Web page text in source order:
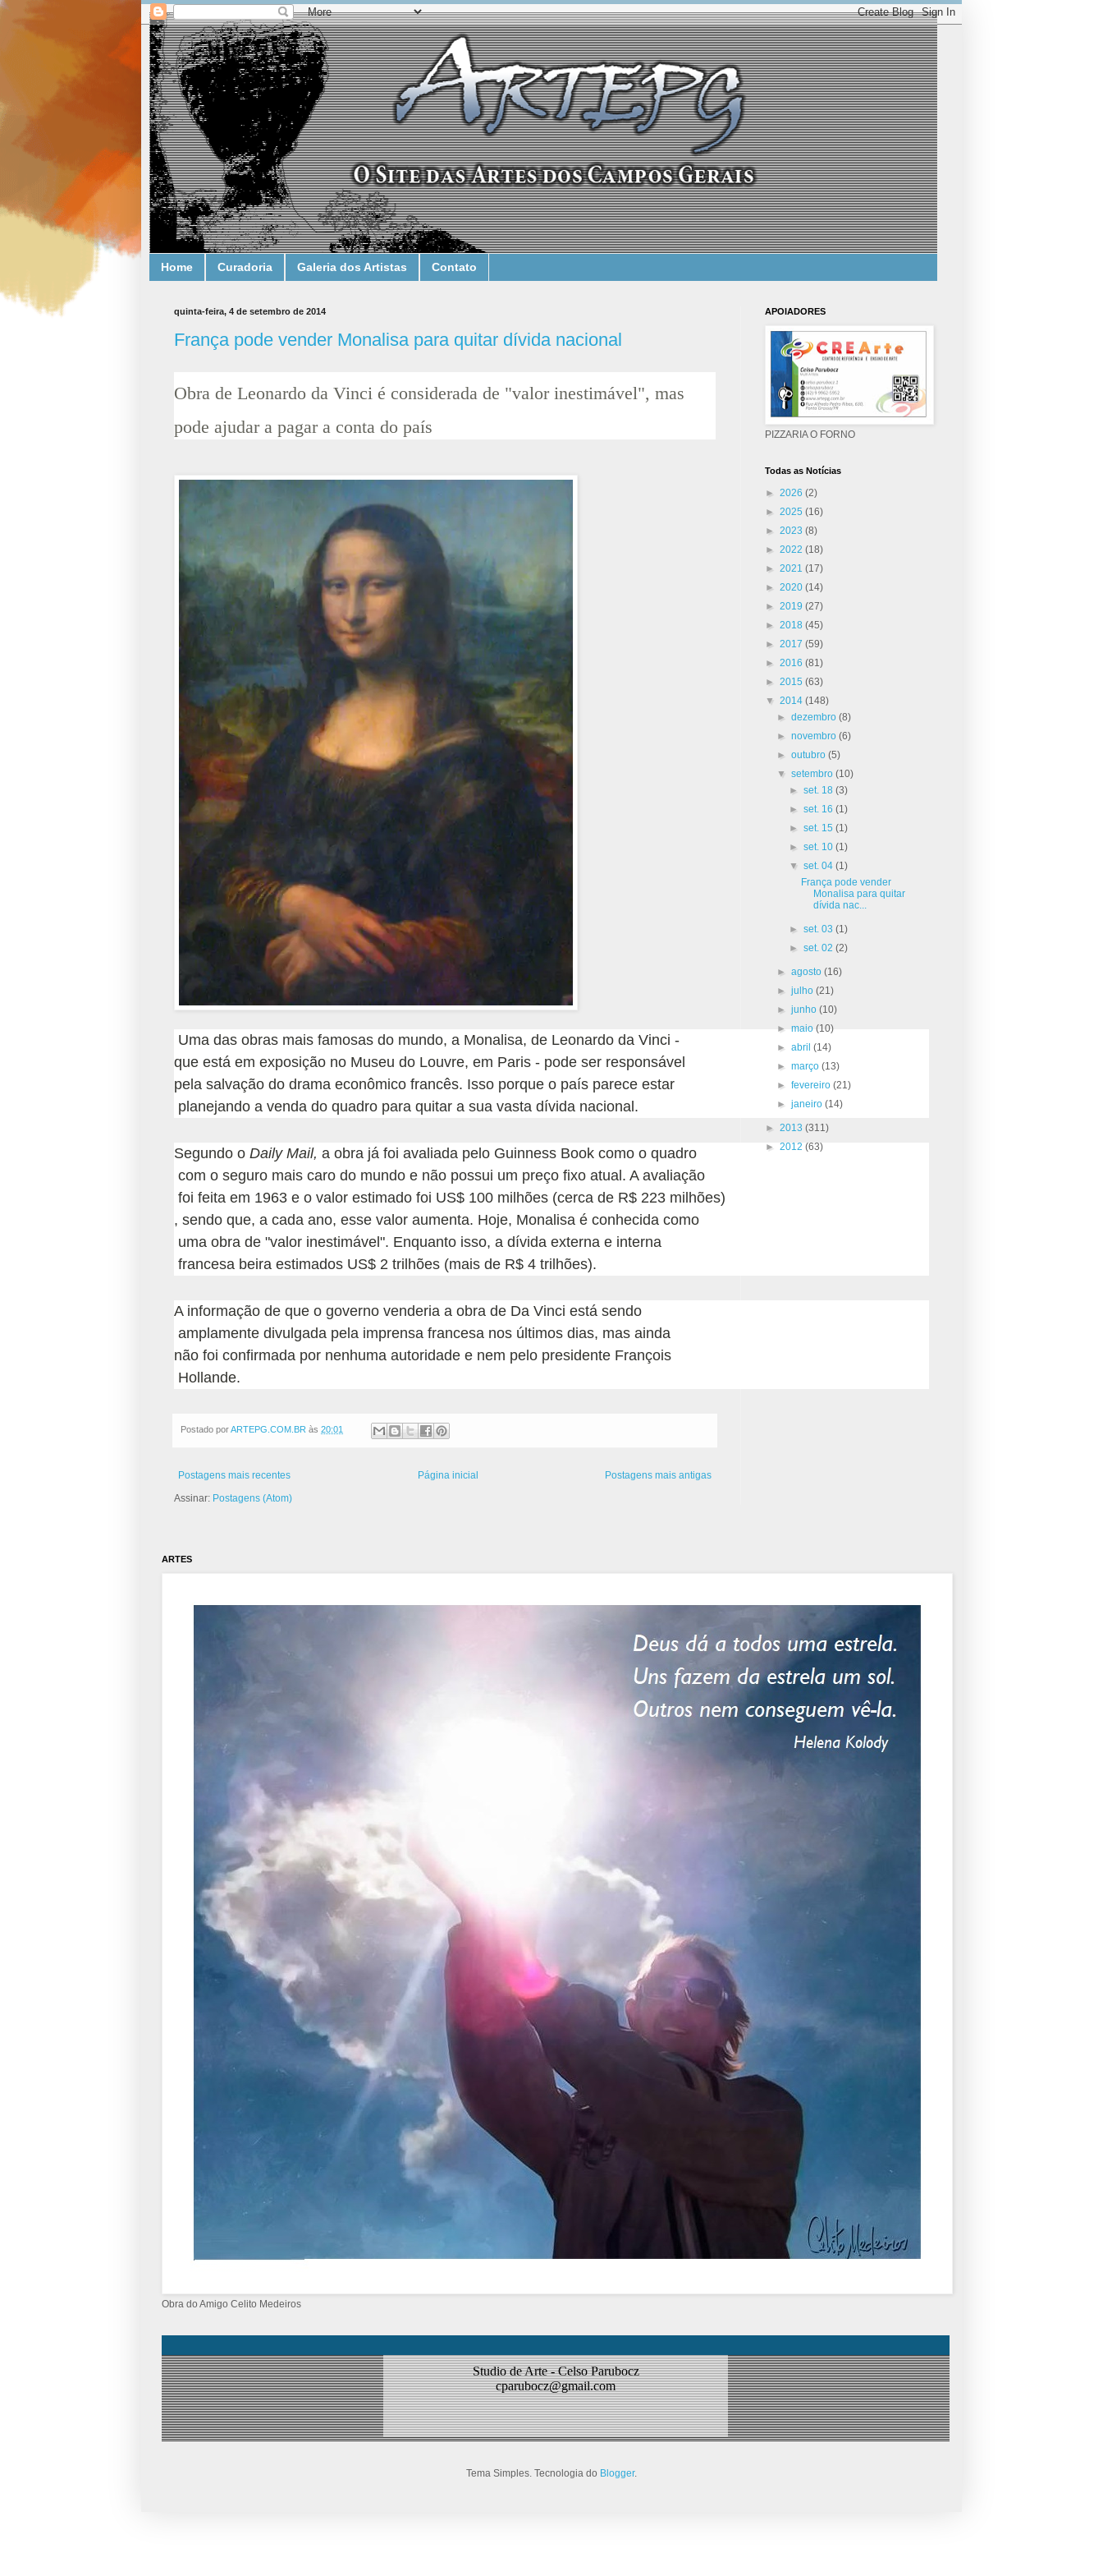
Home Curadoria Galeria dos Artistas Contato
quinta-feira, 4 de setembro de 2014
França pode vender Monalisa para quitar dívida nacional
Obra de Leonardo da Vinci é considerada de "valor inestimável", mas
pode ajudar a pagar a conta do país
Uma das obras mais famosas do mundo, a Monalisa, de Leonardo da Vinci -
que está em exposição no Museu do Louvre, em Paris - pode ser responsável
pela salvação do drama econômico francês. Isso porque o país parece estar
planejando a venda do quadro para quitar a sua vasta dívida nacional.
Segundo o Daily Mail, a obra já foi avaliada pelo Guinness Book como o quadro
com o seguro mais caro do mundo e não possui um preço fixo atual. A avaliação
foi feita em 1963 e o valor estimado foi US$ 100 milhões (cerca de R$ 223 milhões)
, sendo que, a cada ano, esse valor aumenta. Hoje, Monalisa é conhecida como
uma obra de "valor inestimável". Enquanto isso, a dívida externa e interna
francesa beira estimados US$ 2 trilhões (mais de R$ 4 trilhões).
A informação de que o governo venderia a obra de Da Vinci está sendo
amplamente divulgada pela imprensa francesa nos últimos dias, mas ainda
não foi confirmada por nenhuma autoridade e nem pelo presidente François
Hollande.
Postado porARTEPG.COM.BR às 20:01
Postagens mais recentes Postagens mais antigas
Página inicial
Assinar: Postagens (Atom)
APOIADORES
PIZZARIA O FORNO
Todas as Notícias
► 2026 (2)
► 2025 (16)
► 2023 (8)
► 2022 (18)
► 2021 (17)
► 2020 (14)
► 2019 (27)
► 2018 (45)
► 2017 (59)
► 2016 (81)
► 2015 (63)
▼ 2014 (148)
►dezembro(8)
►novembro(6)
►outubro(5)
▼setembro(10)
► set. 18 (3)
► set. 16 (1)
► set. 15 (1)
► set. 10 (1)
▼ set. 04 (1)
França pode vender
Monalisa para quitar
dívida nac...
► set. 03 (1)
► set. 02 (2)
►agosto(16)
►julho(21)
►junho(10)
►maio(10)
►abril(14)
►março(13)
►fevereiro(21)
►janeiro(14)
► 2013 (311)
► 2012 (63)
ARTES
Obra do Amigo Celito Medeiros
Studio de Arte - Celso Parubocz
cparubocz@gmail.com
Tema Simples. Tecnologia do Blogger.